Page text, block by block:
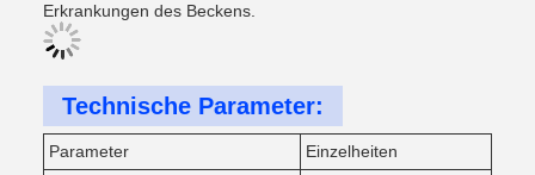
Erkrankungen des Beckens.
Technische Parameter:
Parameter Einzelheiten